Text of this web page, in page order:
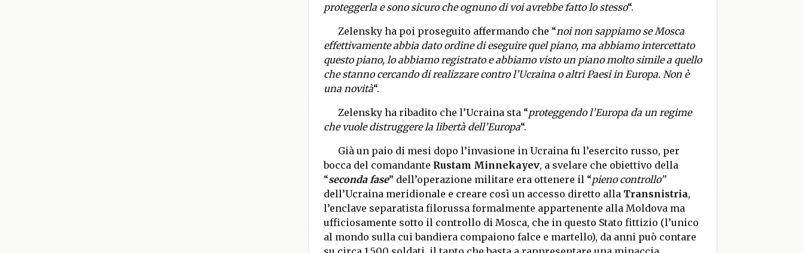
proteggerla e sono sicuro che ognuno di voi avrebbe fatto lo stesso“.
Zelensky ha poi proseguito affermando che “noi non sappiamo se Mosca
effettivamente abbia dato ordine di eseguire quel piano, ma abbiamo intercettato
questo piano, lo abbiamo registrato e abbiamo visto un piano molto simile a quello
che stanno cercando di realizzare contro l’Ucraina o altri Paesi in Europa. Non è
una novità“.
Zelensky ha ribadito che l’Ucraina sta “proteggendo l’Europa da un regime
che vuole distruggere la libertà dell’Europa“.
Già un paio di mesi dopo l’invasione in Ucraina fu l’esercito russo, per
bocca del comandante Rustam Minnekayev, a svelare che obiettivo della
“seconda fase” dell’operazione militare era ottenere il “pieno controllo”
dell’Ucraina meridionale e creare così un accesso diretto alla Transnistria,
l’enclave separatista filorussa formalmente appartenente alla Moldova ma
ufficiosamente sotto il controllo di Mosca, che in questo Stato fittizio (l’unico
al mondo sulla cui bandiera compaiono falce e martello), da anni può contare